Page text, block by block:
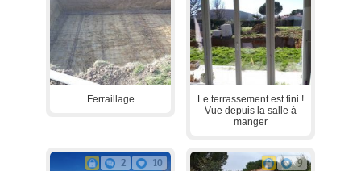
Ferraillage
Le terrassement est fini !
Vue depuis la salle à
manger
2 10 9